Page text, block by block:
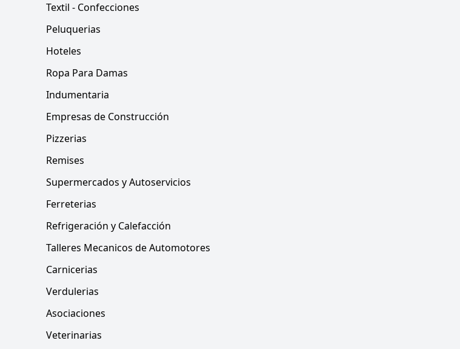
Textil - Confecciones
Peluquerias
Hoteles
Ropa Para Damas
Indumentaria
Empresas de Construcción
Pizzerias
Remises
Supermercados y Autoservicios
Ferreterias
Refrigeración y Calefacción
Talleres Mecanicos de Automotores
Carnicerias
Verdulerias
Asociaciones
Veterinarias